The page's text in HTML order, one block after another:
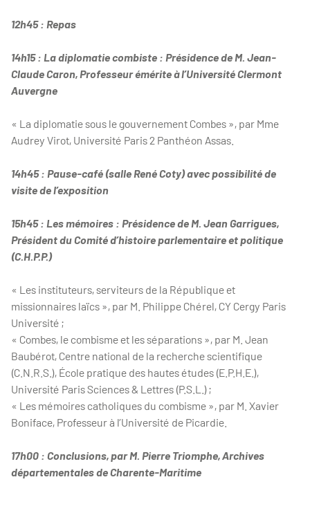
12h45 : Repas
14h15 : La diplomatie combiste : Présidence de M. Jean-
Claude Caron, Professeur émérite à l’Université Clermont
Auvergne
« La diplomatie sous le gouvernement Combes », par Mme
Audrey Virot, Université Paris 2 Panthéon Assas.
14h45 : Pause-café (salle René Coty) avec possibilité de
visite de l’exposition
15h45 : Les mémoires : Présidence de M. Jean Garrigues,
Président du Comité d’histoire parlementaire et politique
(C.H.P.P.)
« Les instituteurs, serviteurs de la République et
missionnaires laïcs », par M. Philippe Chérel, CY Cergy Paris
Université ;
« Combes, le combisme et les séparations », par M. Jean
Baubérot, Centre national de la recherche scientifique
(C.N.R.S.), École pratique des hautes études (E.P.H.E.),
Université Paris Sciences & Lettres (P.S.L.) ;
« Les mémoires catholiques du combisme », par M. Xavier
Boniface, Professeur à l’Université de Picardie.
17h00 : Conclusions, par M. Pierre Triomphe, Archives
départementales de Charente-Maritime